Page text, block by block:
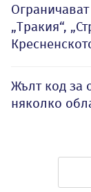
„Тракия“,
Жълт код за
няколко